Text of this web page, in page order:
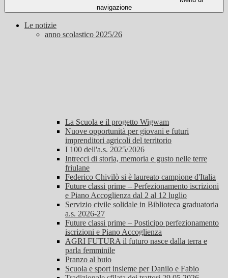
navigazione
Le notizie
anno scolastico 2025/26
La Scuola e il progetto Wigwam
Nuove opportunità per giovani e futuri
imprenditori agricoli del territorio
I 100 dell'a.s. 2025/2026
Intrecci di storia, memoria e gusto nelle terre
friulane
Federico Chivilò si è laureato campione d'Italia
Future classi prime – Perfezionamento iscrizioni
e Piano Accoglienza dal 2 al 12 luglio
Servizio civile solidale in Biblioteca graduatoria
a.s. 2026-27
Future classi prime – Posticipo perfezionamento
iscrizioni e Piano Accoglienza
AGRI FUTURA il futuro nasce dalla terra e
parla femminile
Pranzo al buio
Scuola e sport insieme per Danilo e Fabio